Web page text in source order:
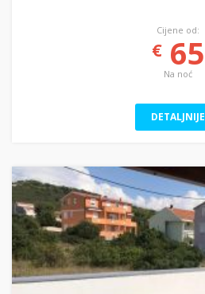
Cijene od:
€65
Na noć
DETALJNIJE